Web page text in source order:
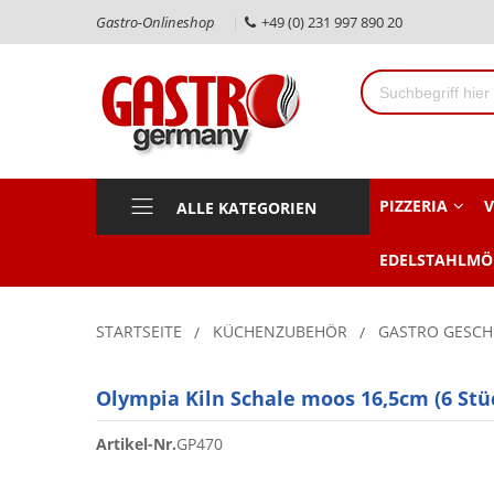
Gastro-Onlineshop +49 (0) 231 997 890 20
ALLE KATEGORIEN PIZZERIA
STARTSEITE KÜCHENZUBEHÖR GASTRO
Olympia Kiln Schale moos 16,5cm (6
Artikel-Nr.GP470